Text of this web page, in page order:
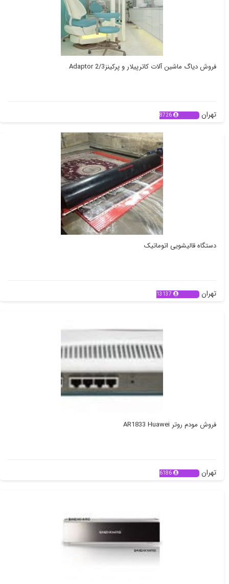
فروش دیاگ ماشین آلات کاترپیلار و پرکینزAdaptor 2/3
تهران 8726
دستگاه قالیشویی اتوماتیک
تهران 13137
فروش مودم روتر AR1833 Huawei
تهران 6186